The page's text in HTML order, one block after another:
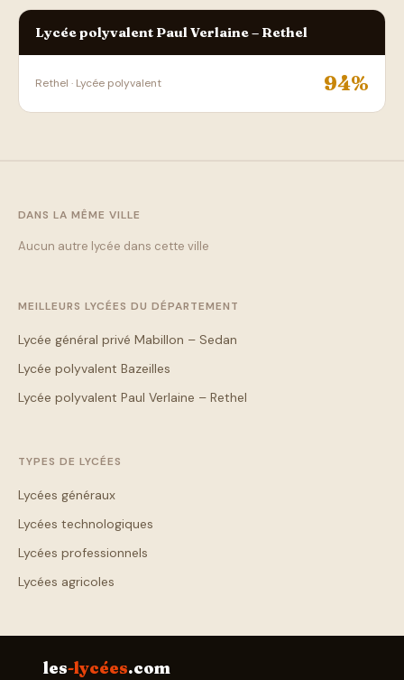
Lycée polyvalent Paul Verlaine – Rethel
Rethel · Lycée polyvalent 94%
DANS LA MÊME VILLE
Aucun autre lycée dans cette ville
MEILLEURS LYCÉES DU DÉPARTEMENT
Lycée général privé Mabillon – Sedan
Lycée polyvalent Bazeilles
Lycée polyvalent Paul Verlaine – Rethel
TYPES DE LYCÉES
Lycées généraux
Lycées technologiques
Lycées professionnels
Lycées agricoles
les-lycées.com